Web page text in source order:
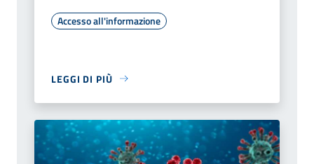
Accesso all'informazione
LEGGI DI PIÙ